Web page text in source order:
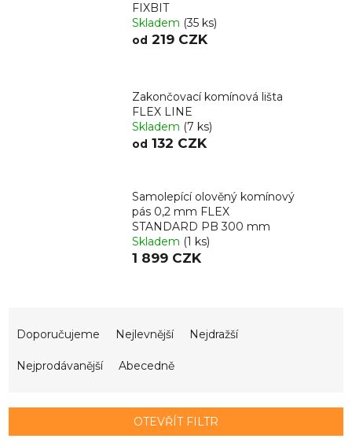
FIXBIT
Skladem (35 ks)
od 219 CZK
Zakončovací komínová lišta
FLEX LINE
Skladem (7 ks)
od 132 CZK
Samolepící olověný komínový
pás 0,2 mm FLEX
STANDARD PB 300 mm
Skladem (1 ks)
1 899 CZK
r
Doporučujeme Nejlevnější Nejdražší
Nejprodávanější Abecedně
OTEVŘÍT FILTR